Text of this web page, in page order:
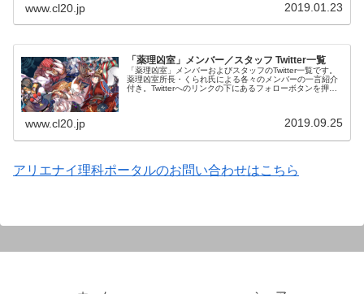
www.cl20.jp 2019.01.23
「薬理凶室」メンバー／スタッフ Twitter一覧
「薬理凶室」メンバーおよびスタッフのTwitter一覧です。
薬理凶室所長・くられ氏による各々のメンバーの一言紹介
付き。Twitterへのリンクの下にあるフォローボタンを押す
www.cl20.jp 2019.09.25
アリエナイ理科ポータルのお問い合わせはこちら